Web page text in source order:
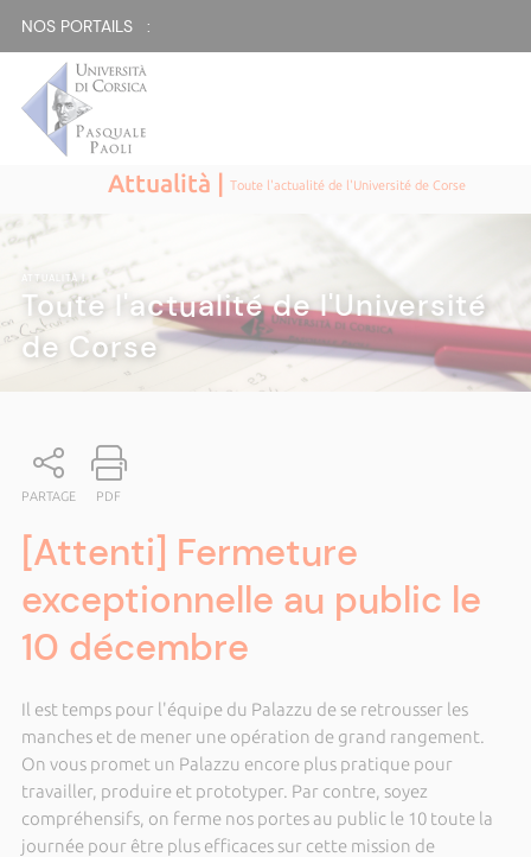
NOS PORTAILS :
Attualità |Toute l'actualité de l'Université de Corse
ATTUALITÀ|
Toute l'actualité de l'Université
de Corse
PARTAGE PDF
[Attenti] Fermeture
exceptionnelle au public le
10 décembre
Il est temps pour l'équipe du Palazzu de se retrousser les
manches et de mener une opération de grand rangement.
On vous promet un Palazzu encore plus pratique pour
travailler, produire et prototyper. Par contre, soyez
compréhensifs, on ferme nos portes au public le 10 toute la
journée pour être plus efficaces sur cette mission de